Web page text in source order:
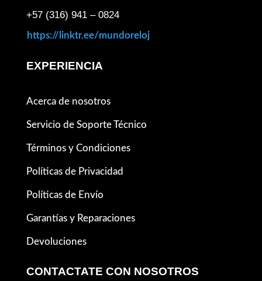
+57 (316) 941 – 0824
https://linktr.ee/mundoreloj
EXPERIENCIA
Acerca de nosotros
Servicio de Soporte Técnico
Términos y Condiciones
Políticas de Privacidad
Políticas de Envío
Garantías y Reparaciones
Devoluciones
CONTACTATE CON NOSOTROS